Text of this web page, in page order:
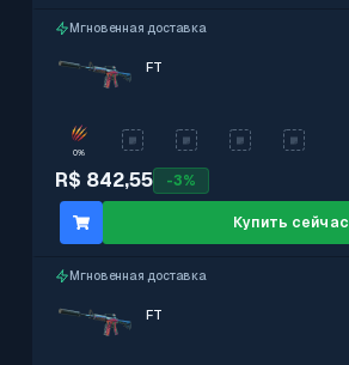
Мгновенная доставка
R$ 842,55 -3%
FT
0%
Купить сейчас
Мгновенная доставка
FT